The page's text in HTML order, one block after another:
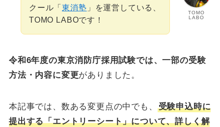
TOMO
LABO
クール「東消塾 」を運営している、
TOMO LABOです！
令和6年度の東京消防庁採用試験では、一部の受験
方法・内容に変更がありました。
本記事では、数ある変更点の中でも、
受験申込時に
提出する「エントリーシート」について、詳しく解